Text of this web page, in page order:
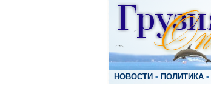
НОВОСТИ • ПОЛИТИКА •